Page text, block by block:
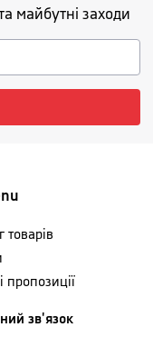
майбутні заходи
товарів
пропозиції
зв'язок